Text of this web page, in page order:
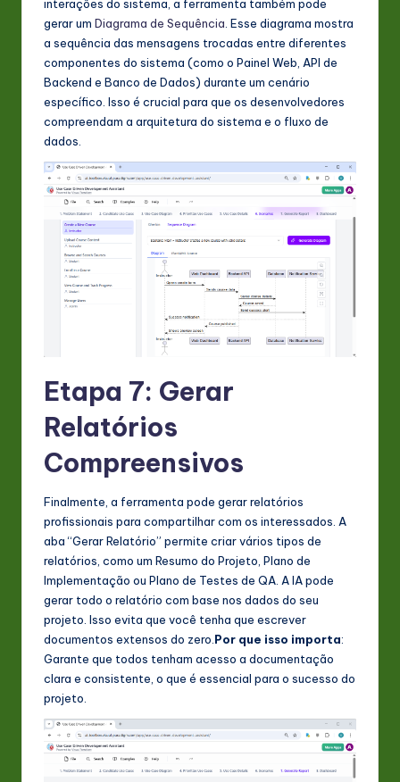
interações do sistema, a ferramenta também pode
gerar um Diagrama de Sequência . Esse diagrama mostra
a sequência das mensagens trocadas entre diferentes
componentes do sistema (como o Painel Web, API de
Backend e Banco de Dados) durante um cenário
específico. Isso é crucial para que os desenvolvedores
compreendam a arquitetura do sistema e o fluxo de
dados.
Etapa 7: Gerar
Relatórios
Compreensivos
Finalmente, a ferramenta pode gerar relatórios
profissionais para compartilhar com os interessados. A
aba “Gerar Relatório” permite criar vários tipos de
relatórios, como um Resumo do Projeto, Plano de
Implementação ou Plano de Testes de QA. A IA pode
gerar todo o relatório com base nos dados do seu
projeto. Isso evita que você tenha que escrever
documentos extensos do zero. Por que isso importa:
Garante que todos tenham acesso a documentação
clara e consistente, o que é essencial para o sucesso do
projeto.